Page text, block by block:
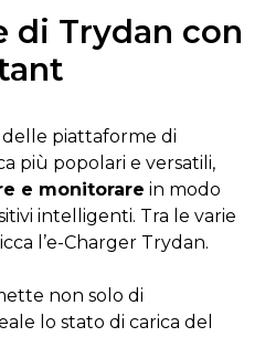
di Trydan con
piattaforme di
più popolari e versatili,
e monitorare in modo
intelligenti. Tra le varie
l’e-Charger Trydan.
non solo di
lo stato di carica del